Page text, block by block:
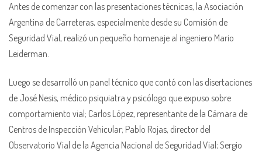
Antes de comenzar con las presentaciones técnicas, la Asociación
Argentina de Carreteras, especialmente desde su Comisión de
Seguridad Vial, realizó un pequeño homenaje al ingeniero Mario
Leiderman.
Luego se desarrolló un panel técnico que contó con las disertaciones
de José Nesis, médico psiquiatra y psicólogo que expuso sobre
comportamiento vial; Carlos López, representante de la Cámara de
Centros de Inspección Vehicular; Pablo Rojas, director del
Observatorio Vial de la Agencia Nacional de Seguridad Vial; Sergio